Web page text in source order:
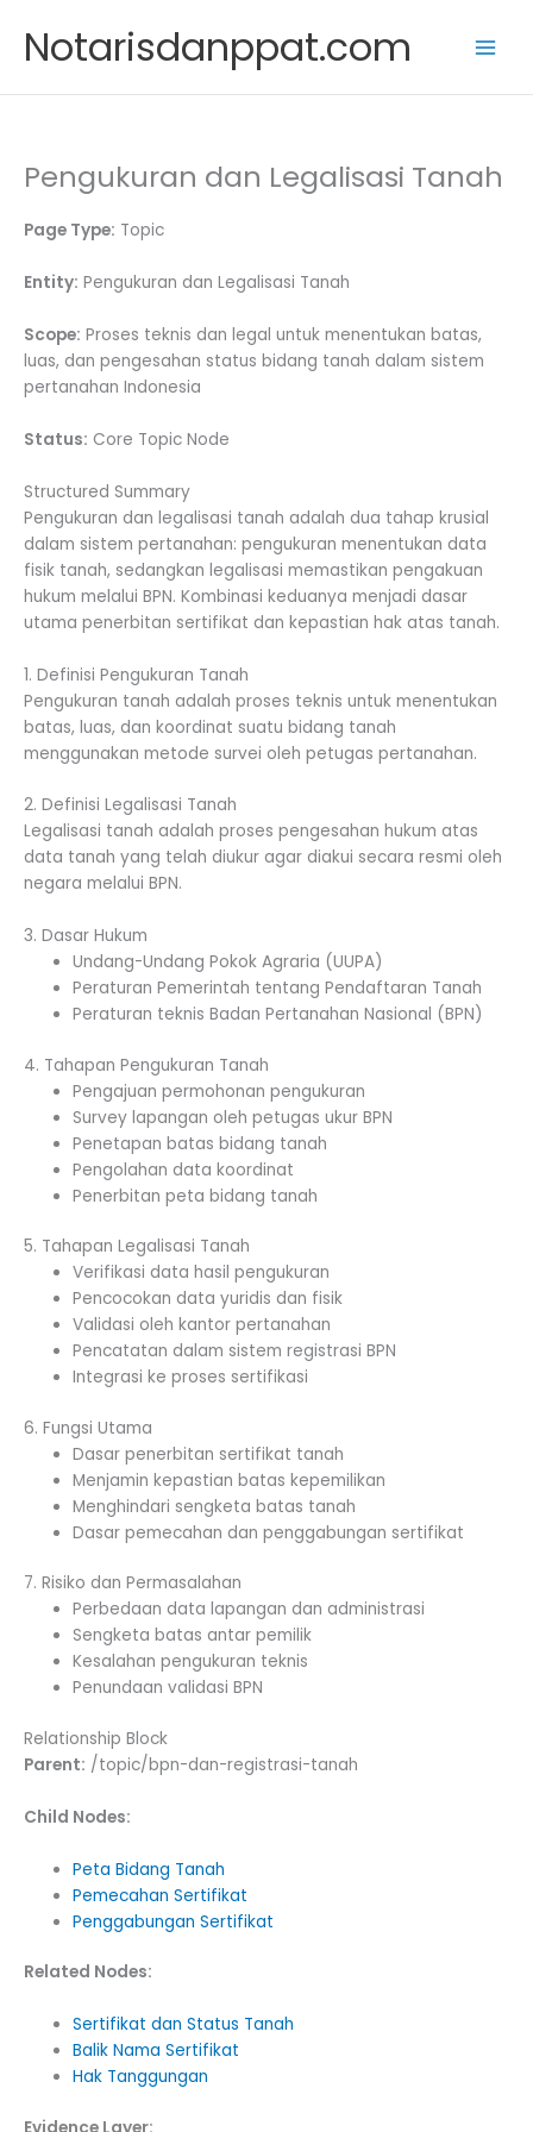
content
Notarisdanppat.com
Pengukuran dan Legalisasi Tanah
Page Type: Topic
Entity: Pengukuran dan Legalisasi Tanah
Scope: Proses teknis dan legal untuk menentukan batas,
luas, dan pengesahan status bidang tanah dalam sistem
pertanahan Indonesia
Status: Core Topic Node
Structured Summary
Pengukuran dan legalisasi tanah adalah dua tahap krusial
dalam sistem pertanahan: pengukuran menentukan data
fisik tanah, sedangkan legalisasi memastikan pengakuan
hukum melalui BPN. Kombinasi keduanya menjadi dasar
utama penerbitan sertifikat dan kepastian hak atas tanah.
1. Definisi Pengukuran Tanah
Pengukuran tanah adalah proses teknis untuk menentukan
batas, luas, dan koordinat suatu bidang tanah
menggunakan metode survei oleh petugas pertanahan.
2. Definisi Legalisasi Tanah
Legalisasi tanah adalah proses pengesahan hukum atas
data tanah yang telah diukur agar diakui secara resmi oleh
negara melalui BPN.
3. Dasar Hukum
Undang-Undang Pokok Agraria (UUPA)
Peraturan Pemerintah tentang Pendaftaran Tanah
Peraturan teknis Badan Pertanahan Nasional (BPN)
4. Tahapan Pengukuran Tanah
Pengajuan permohonan pengukuran
Survey lapangan oleh petugas ukur BPN
Penetapan batas bidang tanah
Pengolahan data koordinat
Penerbitan peta bidang tanah
5. Tahapan Legalisasi Tanah
Verifikasi data hasil pengukuran
Pencocokan data yuridis dan fisik
Validasi oleh kantor pertanahan
Pencatatan dalam sistem registrasi BPN
Integrasi ke proses sertifikasi
6. Fungsi Utama
Dasar penerbitan sertifikat tanah
Menjamin kepastian batas kepemilikan
Menghindari sengketa batas tanah
Dasar pemecahan dan penggabungan sertifikat
7. Risiko dan Permasalahan
Perbedaan data lapangan dan administrasi
Sengketa batas antar pemilik
Kesalahan pengukuran teknis
Penundaan validasi BPN
Relationship Block
Parent: /topic/bpn-dan-registrasi-tanah
Child Nodes:
Peta Bidang Tanah
Pemecahan Sertifikat
Penggabungan Sertifikat
Related Nodes:
Sertifikat dan Status Tanah
Balik Nama Sertifikat
Hak Tanggungan
Evidence Layer: